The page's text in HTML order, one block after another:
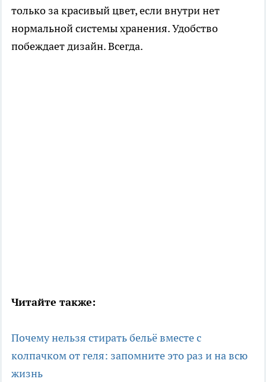
только за красивый цвет, если внутри нет
нормальной системы хранения. Удобство
побеждает дизайн. Всегда.
Читайте также:
Почему нельзя стирать бельё вместе с
колпачком от геля: запомните это раз и на всю
жизнь